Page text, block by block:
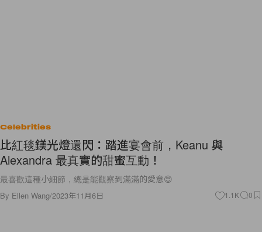
Celebrities
比紅毯鎂光燈還閃：踏進宴會前，Keanu 與
Alexandra 最真實的甜蜜互動！
最喜歡這種小細節，總是能觀察到滿滿的愛意😍
By Ellen Wang/2023年11月6日 1.1K 0